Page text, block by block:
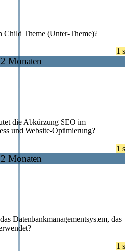
Child Theme (Unter-Theme)?
1 s
Monaten
die Abkürzung SEO im
und Website-Optimierung?
1 s
Monaten
Datenbankmanagementsystem, das
1 s